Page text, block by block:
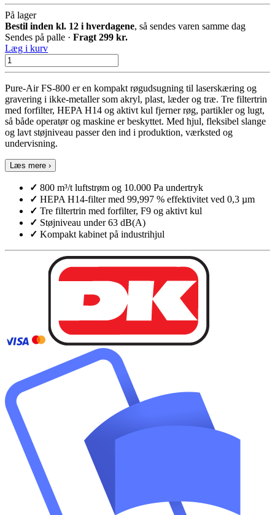
På lager
Bestil inden kl. 12 i hverdagene, så sendes varen samme dag
Sendes på palle · Fragt 299 kr.
Læg i kurv
Pure-Air FS-800 er en kompakt røgudsugning til laserskæring og
gravering i ikke-metaller som akryl, plast, læder og træ. Tre filtertrin
med forfilter, HEPA H14 og aktivt kul fjerner røg, partikler og lugt,
så både operatør og maskine er beskyttet. Med hjul, fleksibel slange
og lavt støjniveau passer den ind i produktion, værksted og
undervisning.
Læs mere ›
✓ 800 m³/t luftstrøm og 10.000 Pa undertryk
✓ HEPA H14-filter med 99,997 % effektivitet ved 0,3 µm
✓ Tre filtertrin med forfilter, F9 og aktivt kul
✓ Støjniveau under 63 dB(A)
✓ Kompakt kabinet på industrihjul